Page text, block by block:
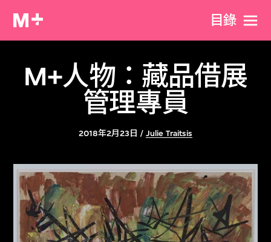
目​錄
2018年2月23日 / Julie Traitsis
M+人物：藏品借展
管理專員